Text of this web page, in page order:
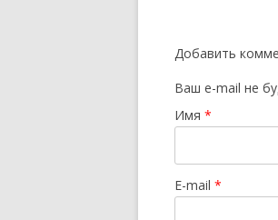
Добавить
Ваш e-mail не
Имя *
E-mail *